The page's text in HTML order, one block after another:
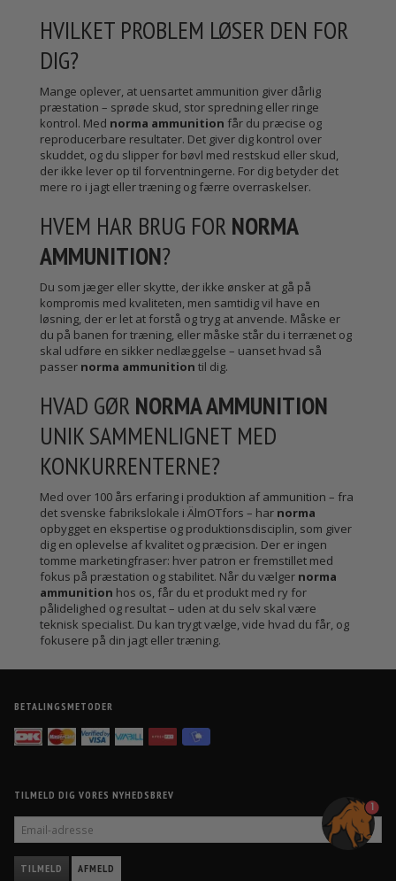
HVILKET PROBLEM LØSER DEN FOR
DIG?
Mange oplever, at uensartet ammunition giver dårlig
præstation – sprøde skud, stor spredning eller ringe
kontrol. Med norma ammunition får du præcise og
reproducerbare resultater. Det giver dig kontrol over
skuddet, og du slipper for bøvl med restskud eller skud,
der ikke lever op til forventningerne. For dig betyder det
mere ro i jagt eller træning og færre overraskelser.
HVEM HAR BRUG FOR NORMA
AMMUNITION?
Du som jæger eller skytte, der ikke ønsker at gå på
kompromis med kvaliteten, men samtidig vil have en
løsning, der er let at forstå og tryg at anvende. Måske er
du på banen for træning, eller måske står du i terrænet og
skal udføre en sikker nedlæggelse – uanset hvad så
passer norma ammunition til dig.
HVAD GØR NORMA AMMUNITION
UNIK SAMMENLIGNET MED
KONKURRENTERNE?
Med over 100 års erfaring i produktion af ammunition – fra
det svenske fabrikslokale i ÄlmOTfors – har norma
opbygget en ekspertise og produktionsdisciplin, som giver
dig en oplevelse af kvalitet og præcision. Der er ingen
tomme marketingfraser: hver patron er fremstillet med
fokus på præstation og stabilitet. Når du vælger norma
ammunition hos os, får du et produkt med ry for
pålidelighed og resultat – uden at du selv skal være
teknisk specialist. Du kan trygt vælge, vide hvad du får, og
fokusere på din jagt eller træning.
BETALINGSMETODER
TILMELD DIG VORES NYHEDSBREV
ADRESSE
TILMELD AFMELD
1